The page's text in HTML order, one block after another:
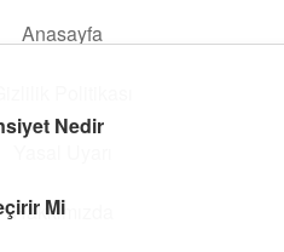
Anasayfa
Hakkımızda
Hikayeler
alan neşeli bilgiler!
Nedir
Mi